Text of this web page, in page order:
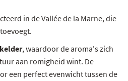
in de Vallée de la Marne, die
, waardoor de aroma's zich
aan romigheid wint. De
een perfect evenwicht tussen de